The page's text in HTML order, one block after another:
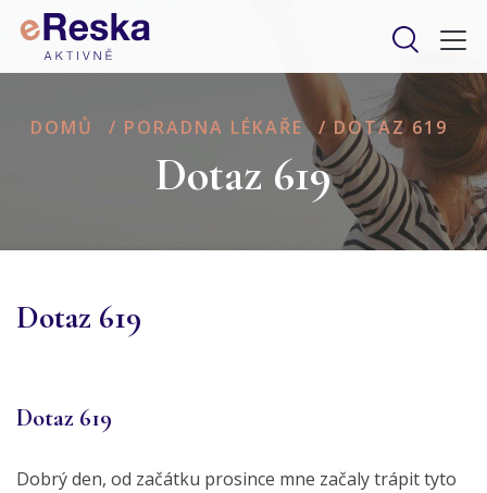
DOMŮ / PORADNA LÉKAŘE / DOTAZ 619
Dotaz 619
Dotaz 619
Dotaz 619
Dobrý den, od začátku prosince mne začaly trápit tyto